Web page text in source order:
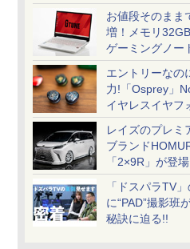
お値段そのまま
増！メモリ
ゲーミングノー
エントリーなの
力!「Osprey」
イヤレスイヤフ
一気に聴く
レイズのプレミ
ブランド
「2×9R」が登場
「ドスパラTV
に“PAD”撮影班
秘訣に迫る!!